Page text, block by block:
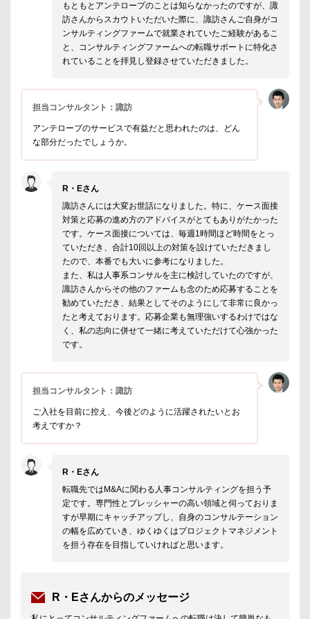
もともとアンテロープのことは知らなかったのですが、諏
訪さんからスカウトいただいた際に、諏訪さんご自身がコ
ンサルティングファームで就業されていたご経験があるこ
と、コンサルティングファームへの転職サポートに特化さ
れていることを拝見し登録させていただきました。
担当コンサルタント：諏訪
アンテロープのサービスで有益だと思われたのは、どん
な部分だったでしょうか。
R・Eさん
諏訪さんには大変お世話になりました。特に、ケース面接
対策と応募の進め方のアドバイスがとてもありがたかった
です。ケース面接については、毎週1時間ほど時間をとっ
ていただき、合計10回以上の対策を設けていただきまし
たので、本番でも大いに参考になりました。
また、私は人事系コンサルを主に検討していたのですが、
諏訪さんからその他のファームも念のため応募することを
勧めていただき、結果としてそのようにして非常に良かっ
たと考えております。応募企業も無理強いするわけではな
く、私の志向に併せて一緒に考えていただけて心強かった
です。
担当コンサルタント：諏訪
ご入社を目前に控え、今後どのように活躍されたいとお
考えですか？
R・Eさん
転職先ではM&Aに関わる人事コンサルティングを担う予
定です。専門性とプレッシャーの高い領域と伺っておりま
すが早期にキャッチアップし、自身のコンサルテーション
の幅を広めていき、ゆくゆくはプロジェクトマネジメント
を担う存在を目指していければと思います。
R・Eさんからのメッセージ